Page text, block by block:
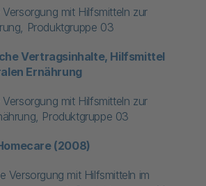
mit Hilfsmitteln zur
Produktgruppe 03
Vertragsinhalte, Hilfsmittel
Ernährung
mit Hilfsmitteln zur
Produktgruppe 03
(2008)
Versorgung mit Hilfsmitteln im